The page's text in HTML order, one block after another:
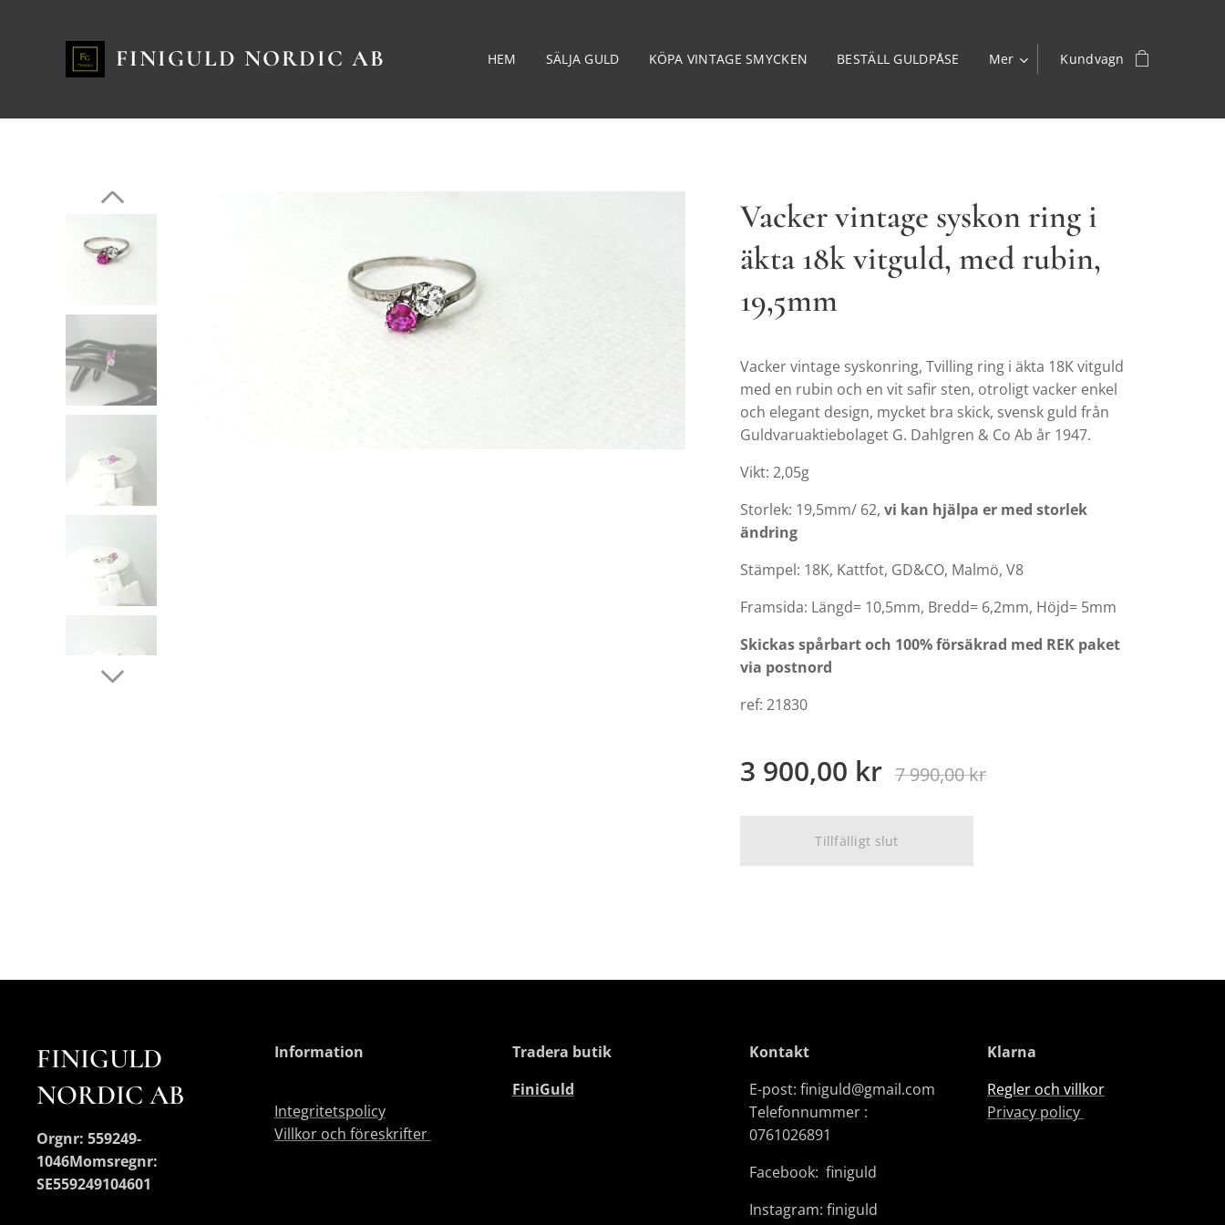
FINIGULD NORDIC AB HEM SÄLJA GULD KÖPA VINTAGE SMYCKEN BESTÄLL GULDPÅSE Mer Kundvagn
Vacker vintage syskon ring i
äkta 18k vitguld, med rubin,
19,5mm
Vacker vintage syskonring, Tvilling ring i äkta 18K vitguld
med en rubin och en vit safir sten, otroligt vacker enkel
och elegant design, mycket bra skick, svensk guld från
Guldvaruaktiebolaget G. Dahlgren & Co Ab år 1947.
Vikt: 2,05g
Storlek: 19,5mm/ 62, vi kan hjälpa er med storlek
ändring
Stämpel: 18K, Kattfot, GD&CO, Malmö, V8
Framsida: Längd= 10,5mm, Bredd= 6,2mm, Höjd= 5mm
Skickas spårbart och 100% försäkrad med REK paket
via postnord
ref: 21830
3 900,00 kr 7 990,00kr
Tillfälligt slut
FINIGULD
NORDIC AB
Orgnr: 559249-
1046Momsregnr:
SE559249104601
Information
Integritetspolicy
Villkor och föreskrifter
Tradera butik
FiniGuld
Kontakt
E-post: finiguld@gmail.com
Telefonnummer :
0761026891
Facebook: finiguld
Instagram: finiguld
Klarna
Regler och villkor
Privacy policy